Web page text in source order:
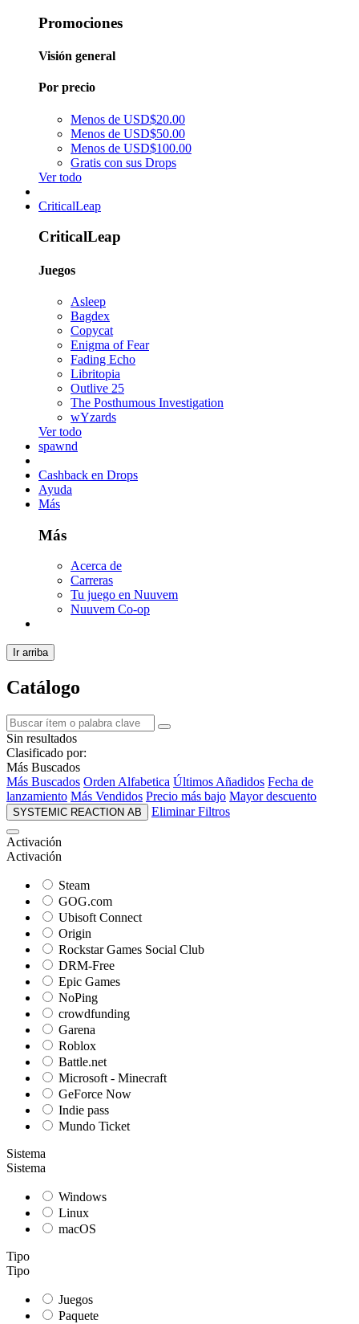
Promociones
Visión general
Por precio
Menos de USD$20.00
Menos de USD$50.00
Menos de USD$100.00
Gratis con sus Drops
Ver todo
CriticalLeap
CriticalLeap
Juegos
Asleep
Bagdex
Copycat
Enigma of Fear
Fading Echo
Libritopia
Outlive 25
The Posthumous Investigation
wYzards
Ver todo
spawnd
Cashback en Drops
Ayuda
Más
Más
Acerca de
Carreras
Tu juego en Nuuvem
Nuuvem Co-op
Ir arriba
Catálogo
Sin resultados
Clasificado por:
Más Buscados
Más Buscados Orden Alfabetica Últimos Añadidos Fecha de
lanzamiento Más Vendidos Precio más bajo Mayor descuento
SYSTEMIC REACTION AB Eliminar Filtros
Activación
Activación
Steam
GOG.com
Ubisoft Connect
Origin
Rockstar Games Social Club
DRM-Free
Epic Games
NoPing
crowdfunding
Garena
Roblox
Battle.net
Microsoft - Minecraft
GeForce Now
Indie pass
Mundo Ticket
Sistema
Sistema
Windows
Linux
macOS
Tipo
Tipo
Juegos
Paquete